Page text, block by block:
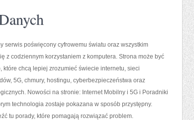
serwis poświęcony cyfrowemu światu oraz wszystkim
z codziennym korzystaniem z komputera. Strona może być
które chcą lepiej zrozumieć świecie internetu, sieci
5G, chmury, hostingu, cyberbezpieczeństwa oraz
Nowości na stronie: Internet Mobilny i 5G i Poradniki
technologia zostaje pokazana w sposób przystępny.
tu porady, które pomagają rozwiązać problem.